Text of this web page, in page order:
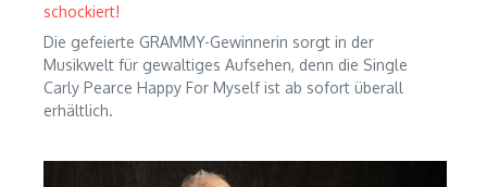
schockiert!
Die gefeierte GRAMMY-Gewinnerin sorgt in der
Musikwelt für gewaltiges Aufsehen, denn die Single
Carly Pearce Happy For Myself ist ab sofort überall
erhältlich.